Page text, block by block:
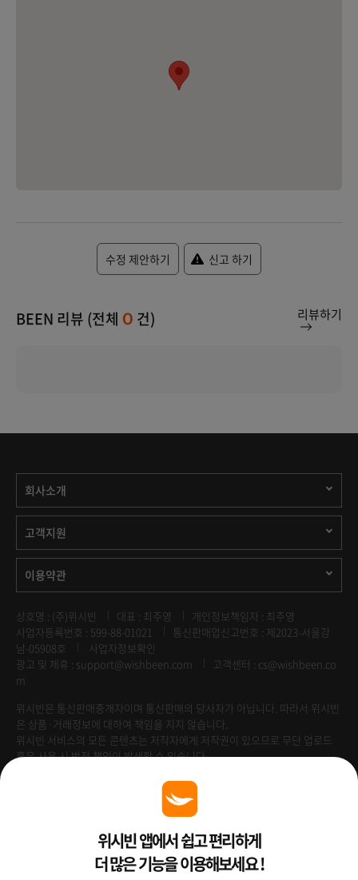
수정 제안하기 신고 하기
BEEN 리뷰 (전체 0 건) 리뷰하기
회사소개
고객지원
이용약관
상호명 : (주)위시빈 대표 : 최주영
개인정보책임자 : 최주영
사업자등록번호 : 599-88-01021
통신판매업신고번호 : 제2023-서울강
남-05908호
사업자정보확인
광고 및 제휴 : support@wishbeen.com
고객센터 : cs@wishbeen.co
m
위시빈은 통신판매중개자이며 통신판매의 당사자가 아닙니다. 따라서 위시빈
은 상품·거래정보에 대하여 책임을 지지 않습니다.
위시빈 서비스의 모든 콘텐츠는 저작자에게 저작권이 있으므로 무단 업로드
혹은 사용 시 법적 책임이 발생할 수 있습니다.
Venture Enterprise위시빈 앱에서 쉽고 편리하게
더 많은 기능을 이용해보세요 !